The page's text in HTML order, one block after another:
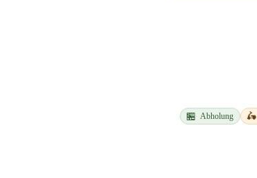
🏪 Abholung 🛵